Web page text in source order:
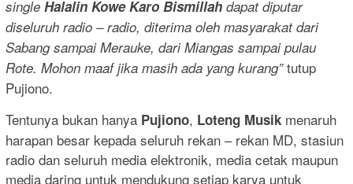
single Halalin Kowe Karo Bismillah dapat diputar
diseluruh radio – radio, diterima oleh masyarakat dari
Sabang sampai Merauke, dari Miangas sampai pulau
Rote. Mohon maaf jika masih ada yang kurang”tutup
Pujiono.
Tentunya bukan hanya Pujiono, Loteng Musik menaruh
harapan besar kepada seluruh rekan – rekan MD, stasiun
radio dan seluruh media elektronik, media cetak maupun
media daring untuk mendukung setiap karya untuk